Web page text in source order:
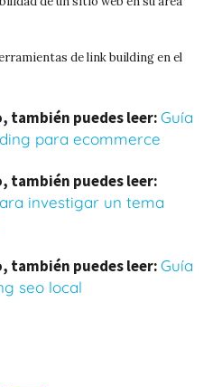
de link building en el
también puedes leer:Guía
para ecommerce
también puedes leer:
investigar un tema
también puedes leer:Guía
seo local